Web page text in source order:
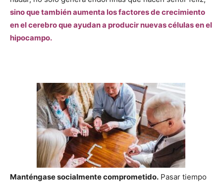
sino que también aumenta los factores de crecimiento
en el cerebro que ayudan a producir nuevas células en el
hipocampo.
Manténgase socialmente comprometido. Pasar tiempo